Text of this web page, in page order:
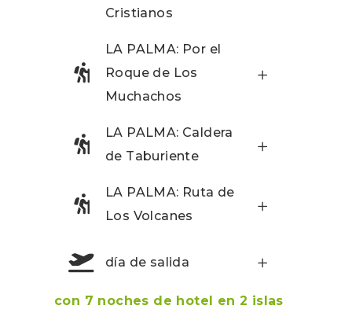
Cristianos
LA PALMA: Por el
Roque de Los
Muchachos
LA PALMA: Caldera
de Taburiente
LA PALMA: Ruta de
Los Volcanes
día de salida
con 7 noches de hotel en 2 islas